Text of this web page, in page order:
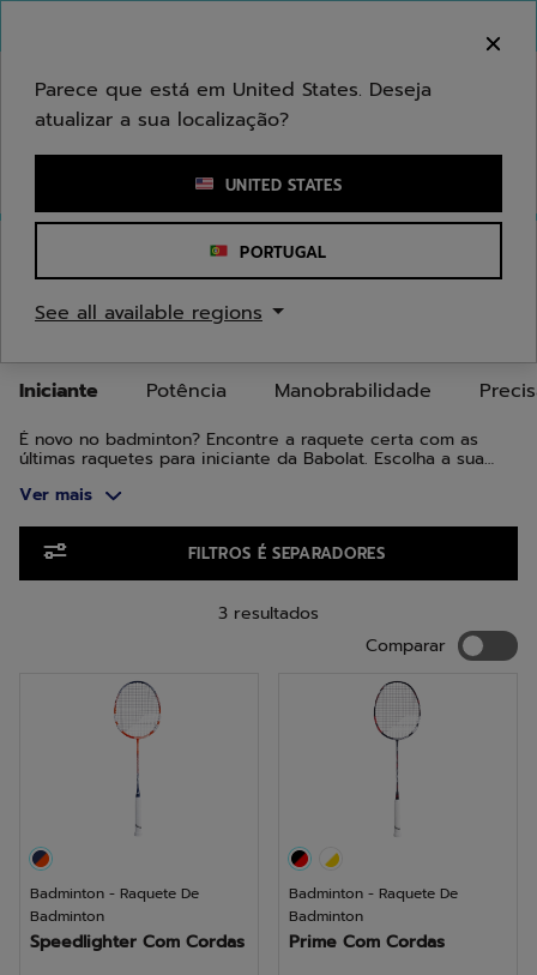
Introduzir uma palavra-chave ou um número de artigo
Raquetes de badminton
RAQUETES DE BADMINTON
Potência Manobrabilidade
Iniciante
É novo no badminton? Encontre a raquete certa com as
últimas raquetes para iniciante da Babolat. Escolha a sua
facilidade!
Ver mais
FILTROS É SEPARADORES
3 resultados
Comparar
Badminton - Raquete De
Badminton
Speedlighter Com Cordas
Badminton - Raquete De
Badminton
Prime Com Cordas
Parece que está em United States. Deseja
atualizar a sua localização?
UNITED STATES
PORTUGAL
See all available regions